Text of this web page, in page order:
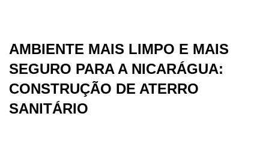
AMBIENTE MAIS LIMPO E MAIS
SEGURO PARA A NICARÁGUA:
CONSTRUÇÃO DE ATERRO
SANITÁRIO